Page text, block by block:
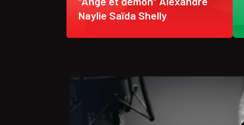
Naylie Saïda Shelly